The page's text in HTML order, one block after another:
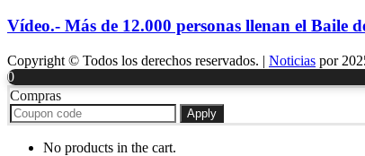
Vídeo.- Más de 12.000 personas llenan el Baile
Copyright © Todos los derechos reservados. | Noticias por
0
Compras
Apply
No products in the cart.